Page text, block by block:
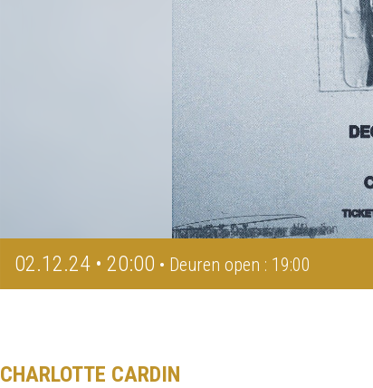
02.12.24 • 20:00 • Deuren open : 19:00
CHARLOTTE CARDIN